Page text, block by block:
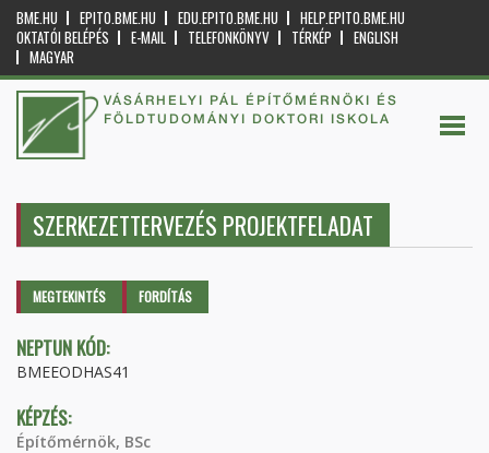
BME.HU EPITO.BME.HU EDU.EPITO.BME.HU
HELP.EPITO.BME.HU
OKTATÓI BELÉPÉS
E-MAIL TELEFONKÖNYV TÉRKÉP
ENGLISH
MAGYAR
VÁSÁRHELYI PÁL ÉPÍTŐMÉRNÖKI ÉS
FÖLDTUDOMÁNYI DOKTORI ISKOLA
SZERKEZETTERVEZÉS PROJEKTFELADAT
Elsődleges fülek
MEGTEKINTÉS (AKTÍVFORDÍTÁS
NEPTUN KÓD:
BMEEODHAS41
KÉPZÉS:
Építőmérnök, BSc